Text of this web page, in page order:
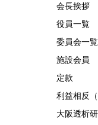
会長挨拶
役員一覧
委員会一覧
施設会員
定款
利益相反
大阪透析